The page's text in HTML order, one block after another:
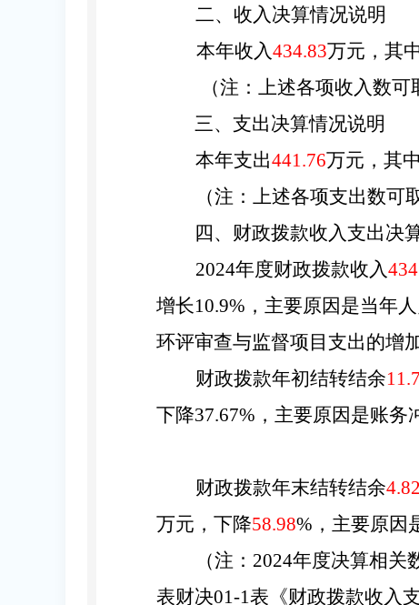
二、收入决算情况说明
本年收入434.83万元，其
（注 ： 上述各项收入数可
三、支出决算情况说明
本年支出441.76万元，其
（注 ： 上述各项支出数可
四、财政拨款收入支出决
2024年度财政拨款收入
增长10.9%，主要原因是当年
环评审查与监督项目支出的增
财政拨款年初结转结余
下降37.67%，主要原因是账务
财政拨款年末结转结余4.82
万元，下降58.98%，主要原因
（注 ： 2024年度决算相关
表财决01-1表《财政拨款收入